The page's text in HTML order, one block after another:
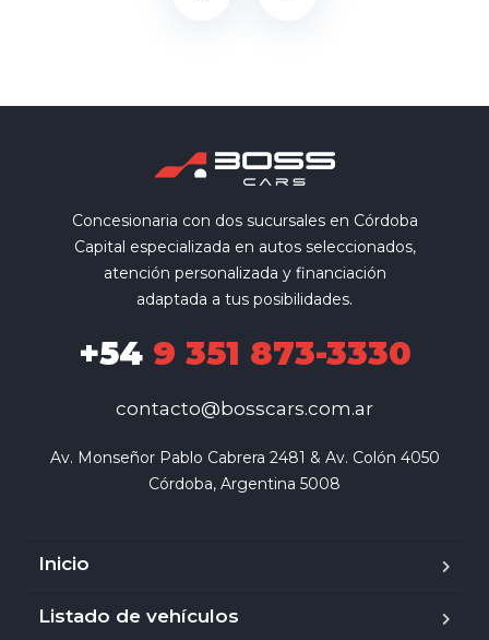
Concesionaria con dos sucursales en Córdoba
Capital especializada en autos seleccionados,
atención personalizada y financiación
adaptada a tus posibilidades.
+549 351 873-3330
contacto@bosscars.com.ar
Av. Monseñor Pablo Cabrera 2481 & Av. Colón 4050
Córdoba, Argentina 5008
Inicio
Listado de vehículos